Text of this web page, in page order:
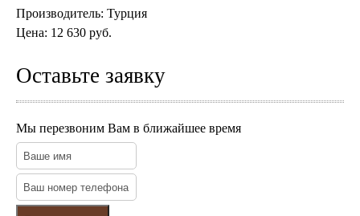
Свечи и подсвечники
Сундуки
Шкатулки
Шерстяные
Наборы чайные и кофейные
Подносы
Сахарницы, конфетницы,
фруктовницы
Пиалы, чаши, салатники
Производитель: Турция
Цена: 12 630 руб.
Оставьте заявку
Мы перезвоним Вам в ближайшее время